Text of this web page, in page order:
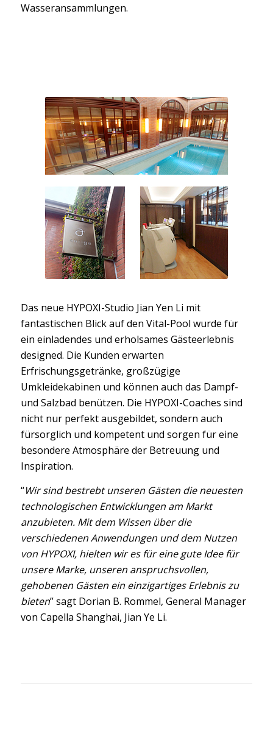
Wasseransammlungen.
Das neue HYPOXI-Studio Jian Yen Li mit
fantastischen Blick auf den Vital-Pool wurde für
ein einladendes und erholsames Gästeerlebnis
designed. Die Kunden erwarten
Erfrischungsgetränke, großzügige
Umkleidekabinen und können auch das Dampf-
und Salzbad benützen. Die HYPOXI-Coaches sind
nicht nur perfekt ausgebildet, sondern auch
fürsorglich und kompetent und sorgen für eine
besondere Atmosphäre der Betreuung und
Inspiration.
“Wir sind bestrebt unseren Gästen die neuesten
technologischen Entwicklungen am Markt
anzubieten. Mit dem Wissen über die
verschiedenen Anwendungen und dem Nutzen
von HYPOXI, hielten wir es für eine gute Idee für
unsere Marke, unseren anspruchsvollen,
gehobenen Gästen ein einzigartiges Erlebnis zu
bieten” sagt Dorian B. Rommel, General Manager
von Capella Shanghai, Jian Ye Li.